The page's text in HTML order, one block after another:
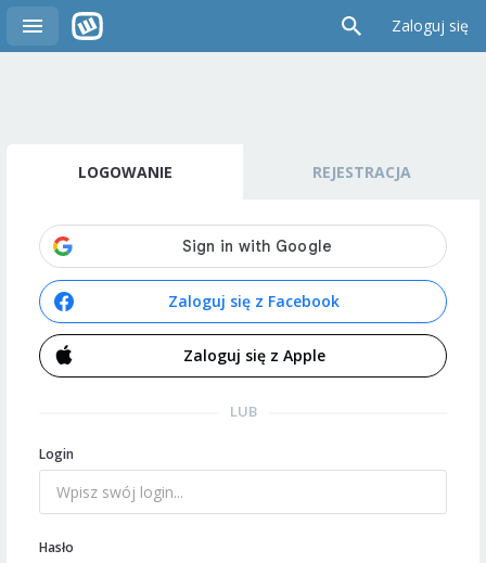
Zaloguj się
LOGOWANIE REJESTRACJA
Zaloguj się z Facebook
Zaloguj się z Apple
LUB
Login
Hasło